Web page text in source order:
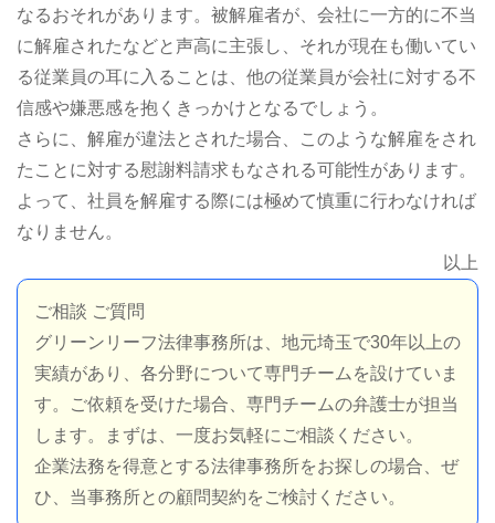
なるおそれがあります。被解雇者が、会社に一方的に不当
に解雇されたなどと声高に主張し、それが現在も働いてい
る従業員の耳に入ることは、他の従業員が会社に対する不
信感や嫌悪感を抱くきっかけとなるでしょう。
さらに、解雇が違法とされた場合、このような解雇をされ
たことに対する慰謝料請求もなされる可能性があります。
よって、社員を解雇する際には極めて慎重に行わなければ
なりません。
以上
ご相談 ご質問
グリーンリーフ法律事務所は、地元埼玉で30年以上の
実績があり、各分野について専門チームを設けていま
す。ご依頼を受けた場合、専門チームの弁護士が担当
します。まずは、一度お気軽にご相談ください。
企業法務を得意とする法律事務所をお探しの場合、ぜ
ひ、当事務所との顧問契約をご検討ください。